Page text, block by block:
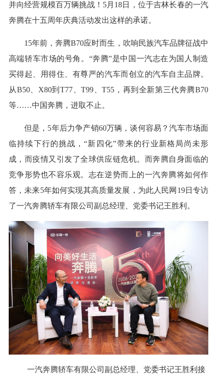
并向经营规模百万辆挑战！5月18日，位于吉林长春的一汽
奔腾在十五周年庆典活动发出这样的承诺。
15年前，奔腾B70应时而生，吹响民族汽车品牌征战中
高端轿车市场的号角。“奔腾”是中国一汽志在为国人制造
买得起、用得住、有尊严的汽车而创立的汽车自主品牌。
从B50、X80到T77、T99、T55，再到全新第三代奔腾B70
等……中国奔腾，进取不止。
但是，5年后力争产销60万辆，谈何容易？汽车市场面
临持续下行的挑战，“新四化”带来的行业新格局尚未形
成，而疫情又引发了全球供应链危机。而奔腾自身面临的
竞争形势也不容乐观。志在逆势而上的一汽奔腾将如何作
答，未来5年如何实现其高质量发展，为此人民网19日专访
了一汽奔腾轿车有限公司副总经理、党委书记王胜利。
一汽奔腾轿车有限公司副总经理、党委书记王胜利接